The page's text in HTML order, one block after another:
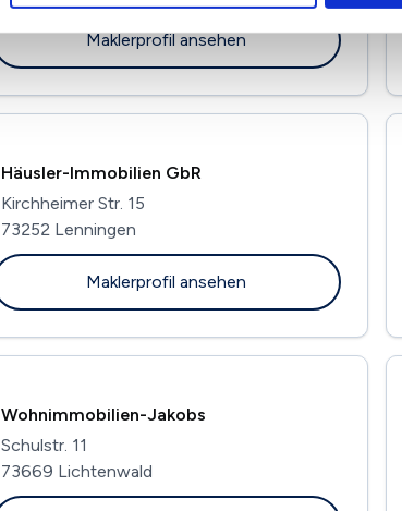
Maklerprofil ansehen
Häusler-Immobilien GbR
Kirchheimer Str. 15
73252 Lenningen
Maklerprofil ansehen
Wohnimmobilien-Jakobs
Schulstr. 11
73669 Lichtenwald